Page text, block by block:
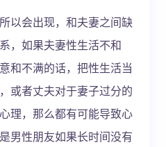
以会出现，和夫妻之间缺
，如果夫妻性生活不和
和不满的话，把性生活当
或者丈夫对于妻子过分的
理，那么都有可能导致心
男性朋友如果长时间没有